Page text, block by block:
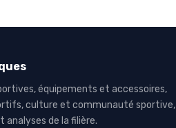
équipements et accessoires,
culture et communauté sportive,
de la filière.